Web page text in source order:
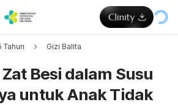
Tahun Gizi Balita
Besi dalam Susu
untuk Anak Tidak